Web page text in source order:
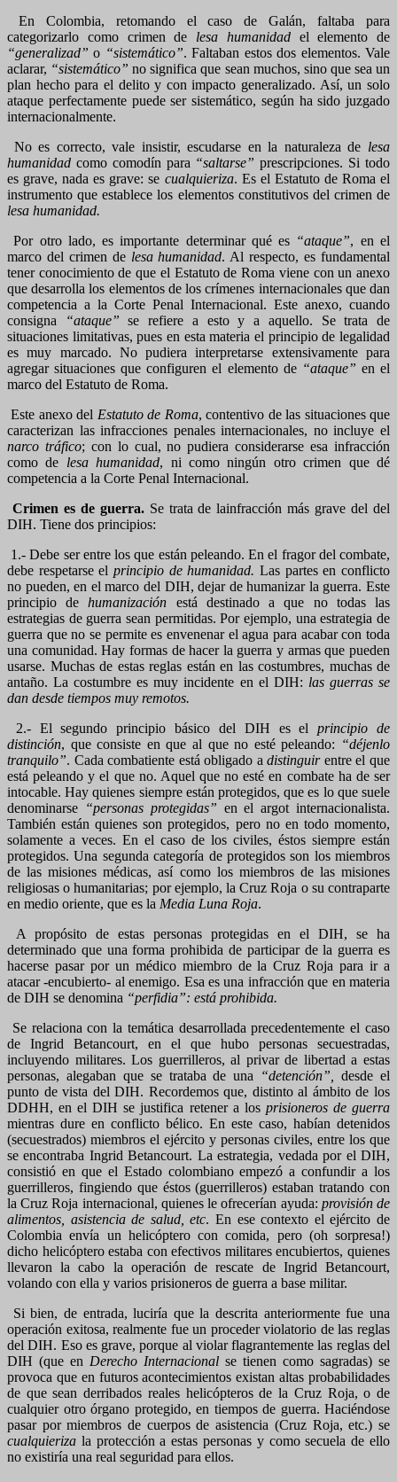
En Colombia, retomando el caso de Galán, faltaba para
categorizarlo como crimen de lesa humanidad el elemento de
“generalizad” o “sistemático”. Faltaban estos dos elementos. Vale
aclarar, “sistemático” no significa que sean muchos, sino que sea un
plan hecho para el delito y con impacto generalizado. Así, un solo
ataque perfectamente puede ser sistemático, según ha sido juzgado
internacionalmente.
No es correcto, vale insistir, escudarse en la naturaleza de lesa
humanidad como comodín para “saltarse” prescripciones. Si todo
es grave, nada es grave: se cualquieriza. Es el Estatuto de Roma el
instrumento que establece los elementos constitutivos del crimen de
lesa humanidad.
Por otro lado, es importante determinar qué es “ataque”, en el
marco del crimen de lesa humanidad. Al respecto, es fundamental
tener conocimiento de que el Estatuto de Roma viene con un anexo
que desarrolla los elementos de los crímenes internacionales que dan
competencia a la Corte Penal Internacional. Este anexo, cuando
consigna
“ataque” se refiere a esto y a aquello. Se trata de
situaciones limitativas, pues en esta materia el principio de legalidad
es muy marcado. No pudiera interpretarse extensivamente para
agregar situaciones que configuren el elemento de “ataque” en el
marco del Estatuto de Roma.
Este anexo del Estatuto de Roma, contentivo de las situaciones que
caracterizan las infracciones penales internacionales, no incluye el
narco tráfico; con lo cual, no pudiera considerarse esa infracción
como de lesa humanidad, ni como ningún otro crimen que dé
competencia a la Corte Penal Internacional.
Crimen es de guerra.Se trata de lainfracción más grave del del
DIH. Tiene dos principios:
1.- Debe ser entre los que están peleando. En el fragor del combate,
debe respetarse el principio de humanidad.Las partes en conflicto
no pueden, en el marco del DIH, dejar de humanizar la guerra. Este
principio dehumanización está destinado a que no todas las
estrategias de guerra sean permitidas. Por ejemplo, una estrategia de
guerra que no se permite es envenenar el agua para acabar con toda
una comunidad. Hay formas de hacer la guerra y armas que pueden
usarse. Muchas de estas reglas están en las costumbres, muchas de
antaño. La costumbre es muy incidente en el DIH: las guerras se
dan desde tiempos muy remotos.
2.- El segundo principio básico del DIH es elprincipio de
distinción, que consiste en que al que no esté peleando: “déjenlo
tranquilo”. Cada combatiente está obligado adistinguirentre el que
está peleando y el que no. Aquel que no esté en combate ha de ser
intocable. Hay quienes siempre están protegidos, que es lo que suele
denominarse “personas protegidas” en el argot internacionalista.
También están quienes son protegidos, pero no en todo momento,
solamente a veces. En el caso de los civiles, éstos siempre están
protegidos. Una segunda categoría de protegidos son los miembros
de las misiones médicas, así como los miembros de las misiones
religiosas o humanitarias; por ejemplo, la Cruz Roja o su contraparte
en medio oriente, que es la Media Luna Roja.
A propósito de estas personas protegidas en el DIH, se ha
determinado que una forma prohibida de participar de la guerra es
hacerse pasar por un médico miembro de la Cruz Roja para ir a
atacar -encubierto- al enemigo. Esa es una infracción que en materia
de DIH se denomina “perfidia”: está prohibida.
Se relaciona con la temática desarrollada precedentemente el caso
de Ingrid Betancourt, en el que hubo personas secuestradas,
incluyendo militares. Los guerrilleros, al privar de libertad a estas
personas, alegaban que se trataba de una
“detención”,
desde el
punto de vista del DIH. Recordemos que, distinto al ámbito de los
DDHH, en el DIH se justifica retener a los prisioneros de guerra
mientras dure en conflicto bélico. En este caso, habían detenidos
(secuestrados) miembros el ejército y personas civiles, entre los que
se encontraba Ingrid Betancourt. La estrategia, vedada por el DIH,
consistió en que el Estado colombiano empezó a confundir a los
guerrilleros, fingiendo que éstos (guerrilleros) estaban tratando con
la Cruz Roja internacional, quienes le ofrecerían ayuda: provisión de
alimentos, asistencia de salud, etc. En ese contexto el ejército de
Colombia envía un helicóptero con comida, pero (oh sorpresa!)
dicho helicóptero estaba con efectivos militares encubiertos, quienes
llevaron la cabo la operación de rescate de Ingrid Betancourt,
volando con ella y varios prisioneros de guerra a base militar.
Si bien, de entrada, luciría que la descrita anteriormente fue una
operación exitosa, realmente fue un proceder violatorio de las reglas
del DIH. Eso es grave, porque al violar flagrantemente las reglas del
DIH (que en Derecho Internacional se tienen como sagradas) se
provoca que en futuros acontecimientos existan altas probabilidades
de que sean derribados reales helicópteros de la Cruz Roja, o de
cualquier otro órgano protegido, en tiempos de guerra. Haciéndose
pasar por miembros de cuerpos de asistencia (Cruz Roja, etc.) se
cualquieriza la protección a estas personas y como secuela de ello
no existiría una real seguridad para ellos.